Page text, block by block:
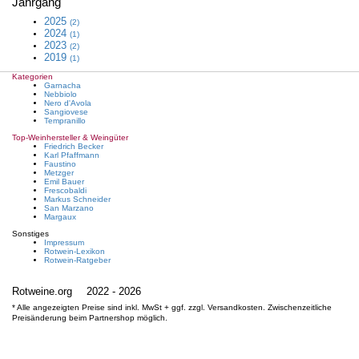
Pinot Nero
Pinot Noir
Pinotage
Portugieser
Primitivo
Prugnolo Gentile
Regent
Sagrantino
Sangiovese
Sangiovese Grosso
Saperavi
Serine
Shiraz
St. Laurent
Sumoll
Susumaniello
Syrah
Tannat
Tempranillo
Teroldego
Tinta Barroca
Tinta de Toro
Tinta Roriz
Touriga Franca
Touriga Nacional
Trollinger
Vernatsch
2025 (2)
2024 (1)
2023 (2)
2019 (1)
Kategorien
Garnacha
Nebbiolo
Nero d'Avola
Sangiovese
Tempranillo
Top-Weinhersteller & Weingüter
Friedrich Becker
Karl Pfaffmann
Faustino
Metzger
Emil Bauer
Frescobaldi
Markus Schneider
San Marzano
Margaux
Sonstiges
Impressum
Rotwein-Lexikon
Rotwein-Ratgeber
Rotweine.org 2022 - 2026
* Alle angezeigten Preise sind inkl. MwSt + ggf. zzgl. Versandkosten. Zwischenzeitliche
Preisänderung beim Partnershop möglich.